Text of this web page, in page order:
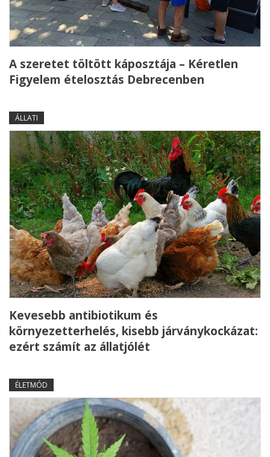
A szeretet töltött káposztája – Kéretlen
Figyelem ételosztás Debrecenben
ÁLLATI
Kevesebb antibiotikum és
környezetterhelés, kisebb járványkockázat:
ezért számít az állatjólét
ÉLETMÓD